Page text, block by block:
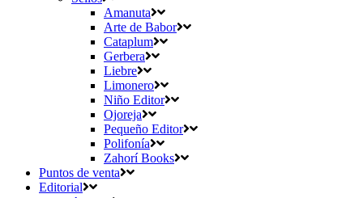
Amanuta
Arte de Babor
Cataplum
Gerbera
Liebre
Limonero
Niño Editor
Ojoreja
Pequeño Editor
Polifonía
Zahorí Books
Puntos de venta
Editorial